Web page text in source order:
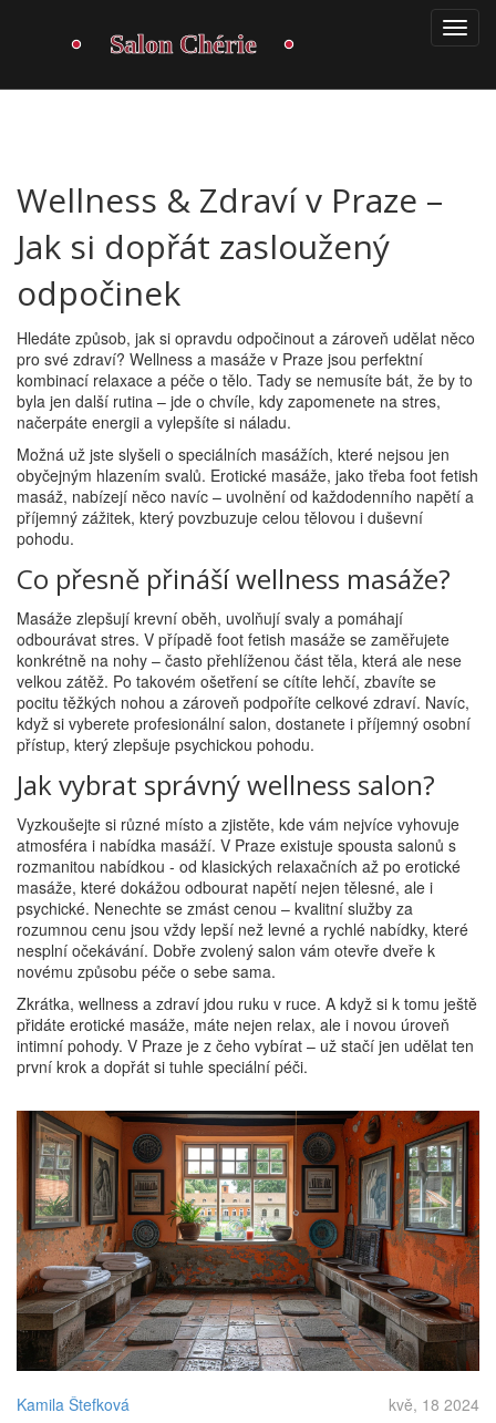
Wellness & Zdraví v Praze –
Jak si dopřát zasloužený
odpočinek
Hledáte způsob, jak si opravdu odpočinout a zároveň udělat něco
pro své zdraví? Wellness a masáže v Praze jsou perfektní
kombinací relaxace a péče o tělo. Tady se nemusíte bát, že by to
byla jen další rutina – jde o chvíle, kdy zapomenete na stres,
načerpáte energii a vylepšíte si náladu.
Možná už jste slyšeli o speciálních masážích, které nejsou jen
obyčejným hlazením svalů. Erotické masáže, jako třeba foot fetish
masáž, nabízejí něco navíc – uvolnění od každodenního napětí a
příjemný zážitek, který povzbuzuje celou tělovou i duševní
pohodu.
Co přesně přináší wellness masáže?
Masáže zlepšují krevní oběh, uvolňují svaly a pomáhají
odbourávat stres. V případě foot fetish masáže se zaměřujete
konkrétně na nohy – často přehlíženou část těla, která ale nese
velkou zátěž. Po takovém ošetření se cítíte lehčí, zbavíte se
pocitu těžkých nohou a zároveň podpoříte celkové zdraví. Navíc,
když si vyberete profesionální salon, dostanete i příjemný osobní
přístup, který zlepšuje psychickou pohodu.
Jak vybrat správný wellness salon?
Vyzkoušejte si různé místo a zjistěte, kde vám nejvíce vyhovuje
atmosféra i nabídka masáží. V Praze existuje spousta salonů s
rozmanitou nabídkou - od klasických relaxačních až po erotické
masáže, které dokážou odbourat napětí nejen tělesné, ale i
psychické. Nenechte se zmást cenou – kvalitní služby za
rozumnou cenu jsou vždy lepší než levné a rychlé nabídky, které
nesplní očekávání. Dobře zvolený salon vám otevře dveře k
novému způsobu péče o sebe sama.
Zkrátka, wellness a zdraví jdou ruku v ruce. A když si k tomu ještě
přidáte erotické masáže, máte nejen relax, ale i novou úroveň
intimní pohody. V Praze je z čeho vybírat – už stačí jen udělat ten
první krok a dopřát si tuhle speciální péči.
Kamila Štefková kvě, 18 2024